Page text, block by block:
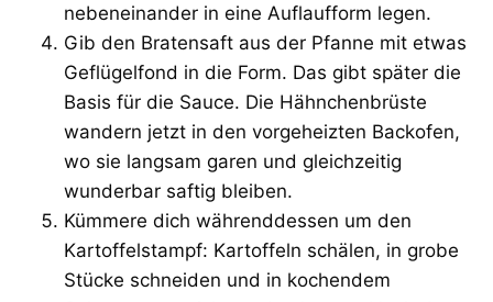
nebeneinander in eine Auflaufform legen.
Gib den Bratensaft aus der Pfanne mit etwas
Geflügelfond in die Form. Das gibt später die
Basis für die Sauce. Die Hähnchenbrüste
wandern jetzt in den vorgeheizten Backofen,
wo sie langsam garen und gleichzeitig
wunderbar saftig bleiben.
Kümmere dich währenddessen um den
Kartoffelstampf: Kartoffeln schälen, in grobe
Stücke schneiden und in kochendem